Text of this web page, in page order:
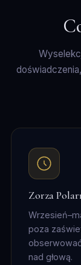
Zorza
poza
nad głową.